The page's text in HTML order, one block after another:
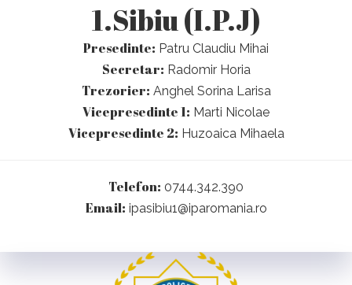
1.Sibiu (I.P.J)
Presedinte: Patru Claudiu Mihai
Secretar: Radomir Horia
Trezorier: Anghel Sorina Larisa
Vicepresedinte 1: Marti Nicolae
Vicepresedinte 2: Huzoaica Mihaela
Telefon: 0744.342.390
Email: ipasibiu1@iparomania.ro